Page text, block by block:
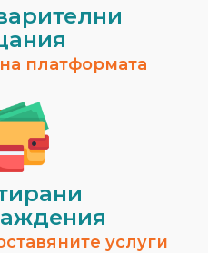
платформата
услуги